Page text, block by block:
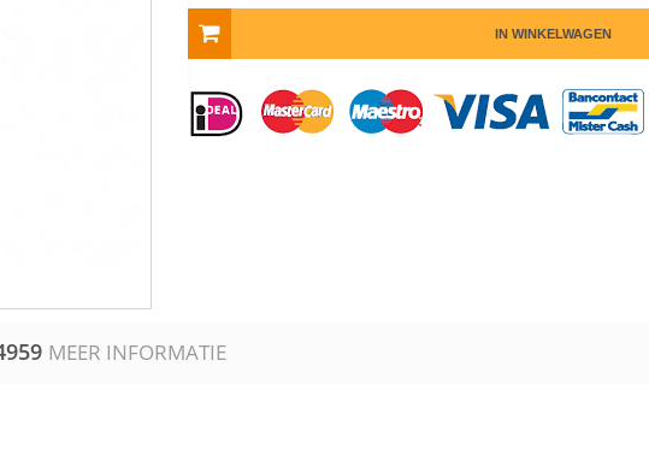
IN WINKELWAGEN
MEER INFORMATIE